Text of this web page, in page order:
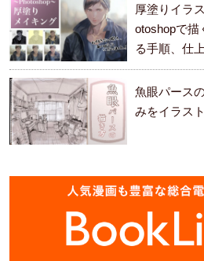
厚塗りイラ
otoshopで描
る手順、仕
ます。
魚眼パース
みをイラス